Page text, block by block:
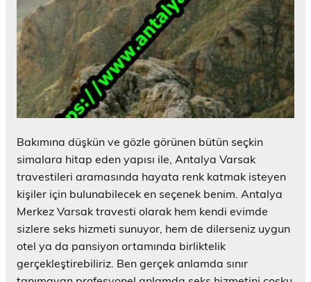
Bakımına düşkün ve gözle görünen bütün seçkin
simalara hitap eden yapısı ile, Antalya Varsak
travestileri aramasında hayata renk katmak isteyen
kişiler için bulunabilecek en seçenek benim. Antalya
Merkez Varsak travesti olarak hem kendi evimde
sizlere seks hizmeti sunuyor, hem de dilerseniz uygun
otel ya da pansiyon ortamında birliktelik
gerçekleştirebiliriz. Ben gerçek anlamda sınır